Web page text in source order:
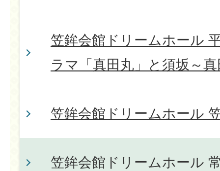
笠鉾会館ドリームホール
ラマ「真田丸」と須坂～
笠鉾会館ドリームホール
笠鉾会館ドリームホール